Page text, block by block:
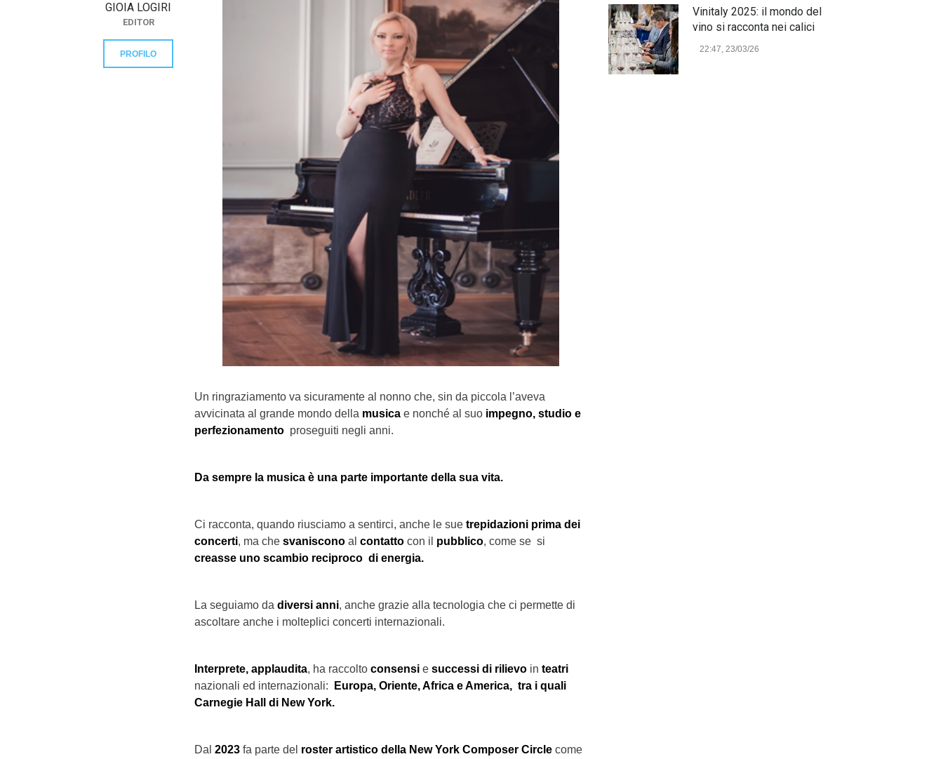
Un ringraziamento va sicuramente al nonno che, sin da piccola l’aveva
avvicinata al grande mondo della musica e nonché al suo impegno, studio e
perfezionamento proseguiti negli anni.
Da sempre la musica è una parte importante della sua vita.
Ci racconta, quando riusciamo a sentirci, anche le sue trepidazioni prima dei
concerti, ma che svaniscono al contatto con il pubblico, come se si
creasse uno scambio reciproco di energia.
La seguiamo da diversi anni, anche grazie alla tecnologia che ci permette di
ascoltare anche i molteplici concerti internazionali.
Interprete, applaudita, ha raccolto consensi e successi di rilievo in teatri
nazionali ed internazionali:
Europa, Oriente, Africa e America, tra i quali
Carnegie Hall di New York.
Dal 2023 fa parte del roster artistico della New York Composer Circle come
GIOIA LOGIRI
EDITOR
PROFILO
Vinitaly 2025: il mondo del
vino si racconta nei calici
22:47, 23/03/26